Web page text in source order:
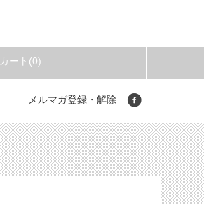
カート(0)
メルマガ登録・解除